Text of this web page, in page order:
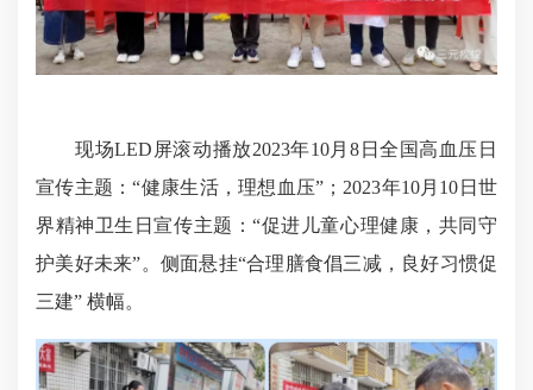
现场LED屏滚动播放2023年10月8日全国高血压日
宣传主题：“健康生活，理想血压”；2023年10月10日世
界精神卫生日宣传主题：“促进儿童心理健康，共同守
护美好未来”。侧面悬挂“合理膳食倡三减，良好习惯促
三建” 横幅。